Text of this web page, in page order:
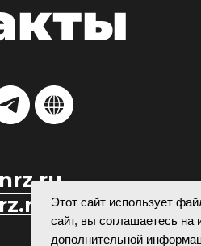
Этот сайт использует
сайт, вы соглашаетесь на
дополнительной